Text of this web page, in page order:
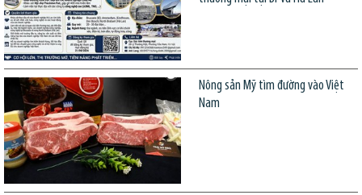
Nông sản Mỹ tìm đường vào Việt
Nam